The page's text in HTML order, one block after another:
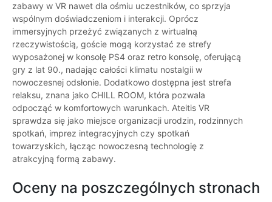
zabawy w VR nawet dla ośmiu uczestników, co sprzyja
wspólnym doświadczeniom i interakcji. Oprócz
immersyjnych przeżyć związanych z wirtualną
rzeczywistością, goście mogą korzystać ze strefy
wyposażonej w konsolę PS4 oraz retro konsolę, oferującą
gry z lat 90., nadając całości klimatu nostalgii w
nowoczesnej odsłonie. Dodatkowo dostępna jest strefa
relaksu, znana jako CHILL ROOM, która pozwala
odpocząć w komfortowych warunkach. Ateitis VR
sprawdza się jako miejsce organizacji urodzin, rodzinnych
spotkań, imprez integracyjnych czy spotkań
towarzyskich, łącząc nowoczesną technologię z
atrakcyjną formą zabawy.
Oceny na poszczególnych stronach